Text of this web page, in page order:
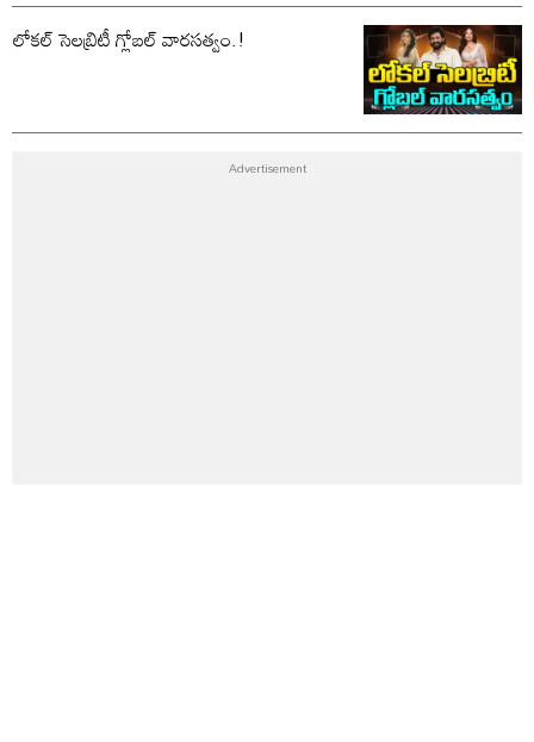
లోకల్ సెలబ్రిటీ గ్లోబల్ వారసత్వం.!